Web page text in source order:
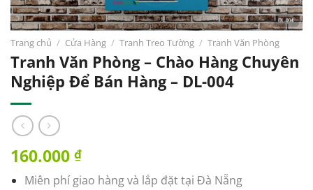
Trang chủ / Cửa Hàng / Tranh Treo Tường / Tranh Văn Phòng
Tranh Văn Phòng – Chào Hàng Chuyên
Nghiệp Để Bán Hàng – DL-004
160.000 ₫
Miên phí giao hàng và lắp đặt tại Đà Nẵng